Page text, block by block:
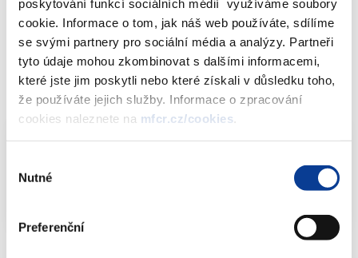
poskytování funkcí sociálních médií využíváme soubory
cookie. Informace o tom, jak náš web používáte, sdílíme
se svými partnery pro sociální média a analýzy. Partneři
tyto údaje mohou zkombinovat s dalšími informacemi,
které jste jim poskytli nebo které získali v důsledku toho,
že používáte jejich služby. Informace o zpracování
cookies naleznete na mfcr.cz/cookies
souhlasu
Nutné
Preferenční
Výše uvedené opravy byly rovněž zohledněny v grafu č. 2 a v
souhrnu roční zprávy.
Dokumenty ke stažení
2005